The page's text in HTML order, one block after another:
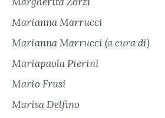
Marianna Marrucci
Marianna Marrucci (a cura di)
Mariapaola Pierini
Mario Frusi
Marisa Delfino